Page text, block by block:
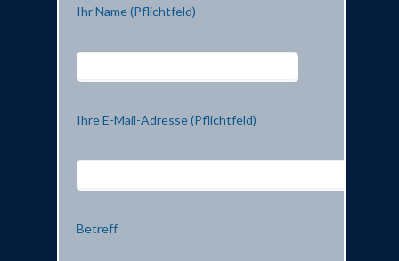
Ihr Name (Pflichtfeld)
Ihre E-Mail-Adresse (Pflichtfeld)
Betreff